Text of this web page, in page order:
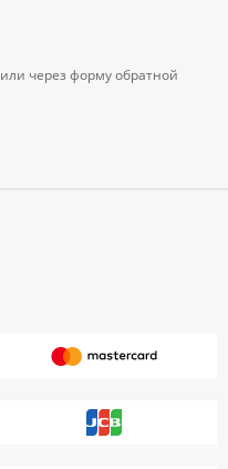
или через форму обратной